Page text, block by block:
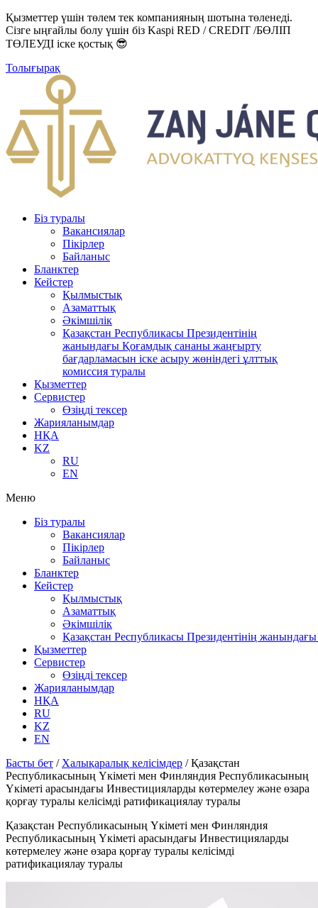
Қызметтер үшін төлем тек компанияның шотына төленеді.
Сізге ыңғайлы болу үшін біз Kaspi RED / CREDIT /БӨЛІП
ТӨЛЕУДІ іске қостық 😎
Толығырақ
Біз туралы
Вакансиялар
Пікірлер
Байланыс
Бланктер
Кейстер
Қылмыстық
Азаматтық
Әкімшілік
Қазақстан Республикасы Президентінің
жанындағы Қоғамдық сананы жаңғырту
бағдарламасын іске асыру жөніндегі ұлттық
комиссия туралы
Қызметтер
Сервистер
Өзіңді тексер
Жарияланымдар
НҚА
KZ
RU
EN
Меню
Біз туралы
Вакансиялар
Пікірлер
Байланыс
Бланктер
Кейстер
Қылмыстық
Азаматтық
Әкімшілік
Қазақстан Республикасы Президентінің
Қызметтер
Сервистер
Өзіңді тексер
Жарияланымдар
НҚА
RU
KZ
EN
Басты бет / Халықаралық келісімдер /Қазақстан
Республикасының Үкіметі мен Финляндия Республикасының
Үкіметі арасындағы Инвестицияларды көтермелеу және өзара
қорғау туралы келісімді ратификациялау туралы
Қазақстан Республикасының Үкіметі мен Финляндия
Республикасының Үкіметі арасындағы Инвестицияларды
көтермелеу және өзара қорғау туралы келісімді
ратификациялау туралы